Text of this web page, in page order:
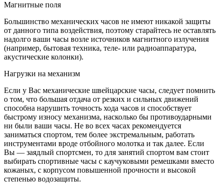
Магнитные поля
Большинство механических часов не имеют никакой защиты
от данного типа воздействия, поэтому старайтесь не оставлять
надолго ваши часы возле источников магнитного излучения
(например, бытовая техника, теле- или радиоаппаратура,
акустические колонки).
Нагрузки на механизм
Если у Вас механические швейцарские часы, следует помнить
о том, что большая отдача от резких и сильных движений
способна нарушить точность хода часов и способствует
быстрому износу механизма, насколько бы противоударными
ни были ваши часы. Не во всех часах рекомендуется
заниматься спортом, тем более экстремальным, работать
инструментами вроде отбойного молотка и так далее. Если
Вы — заядлый спортсмен, то для занятий спортом вам стоит
выбирать спортивные часы с каучуковыми ремешками вместо
кожаных, с корпусом повышенной прочности и высокой
степенью водозащиты.